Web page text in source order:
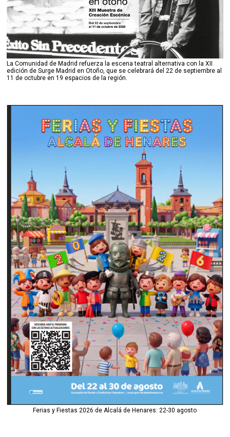
La Comunidad de Madrid refuerza la escena teatral alternativa con la XII
edición de Surge Madrid en Otoño, que se celebrará del 22 de septiembre al
11 de octubre en 19 espacios de la región.
Ferias y Fiestas 2026 de Alcalá de Henares: 22-30 agosto